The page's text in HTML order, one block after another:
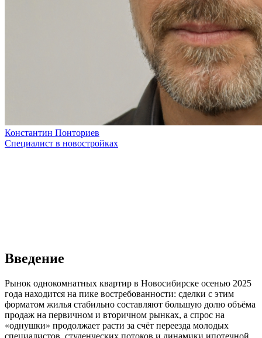
Константин Понториев
Специалист в новостройках
Введение
Рынок однокомнатных квартир в Новосибирске осенью 2025
года находится на пике востребованности: сделки с этим
форматом жилья стабильно составляют большую долю объёма
продаж на первичном и вторичном рынках, а спрос на
«однушки» продолжает расти за счёт переезда молодых
специалистов, студенческих потоков и динамики ипотечной